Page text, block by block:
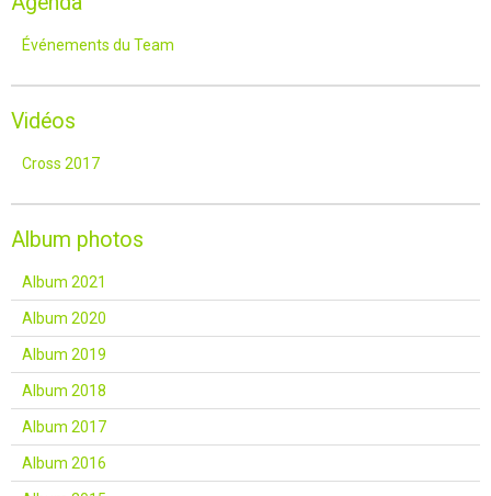
Événements du Team
Vidéos
Cross 2017
Album photos
Album 2021
Album 2020
Album 2019
Album 2018
Album 2017
Album 2016